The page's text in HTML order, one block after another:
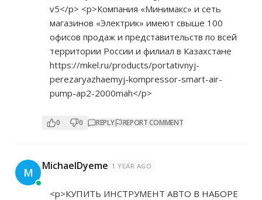
v5</p> <p>Компания «Минимакс» и сеть
магазинов «Электрик» имеют свыше 100
офисов продаж и представительств по всей
территории России и филиал в Казахстане
https://mkel.ru/products/portativnyj-
perezaryazhaemyj-kompressor-smart-air-
pump-ap2-2000mah</p>
0 0 REPLY REPORT COMMENT
M MichaelDyeme 1 YEAR AGO
<p>КУПИТЬ ИНСТРУМЕНТ АВТО В НАБОРЕ